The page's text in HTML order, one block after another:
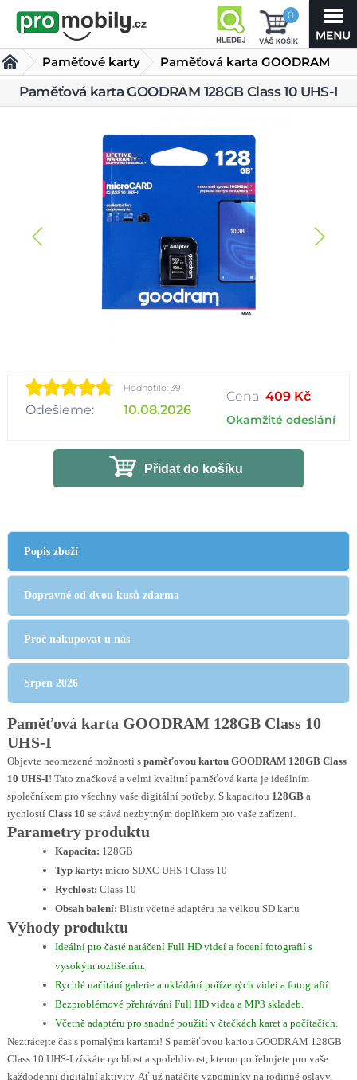
0
Paměťové karty
Paměťová karta GOODRAM
128GB Class 10 UHS-I
Paměťová karta GOODRAM 128GB Class 10 UHS-I
Hodnotilo: 39
Odešleme: 10.08.2026
Cena 409 Kč
Okamžité odeslání
Přidat do košíku
Popis zboží
Dopravné od dvou kusů zdarma
Proč nakupovat u nás
Srpen 2026
Paměťová karta GOODRAM 128GB Class 10
UHS-I
Objevte neomezené možnosti s paměťovou kartou GOODRAM 128GB Class
10 UHS-I! Tato značková a velmi kvalitní paměťová karta je ideálním
společníkem pro všechny vaše digitální potřeby. S kapacitou 128GBa
rychlostí Class 10 se stává nezbytným doplňkem pro vaše zařízení.
Parametry produktu
Kapacita: 128GB
Typ karty: micro SDXC UHS-I Class 10
Rychlost: Class 10
Obsah balení: Blistr včetně adaptéru na velkou SD kartu
Výhody produktu
Ideální pro časté natáčení Full HD videí a focení fotografií s
vysokým rozlišením.
Rychlé načítání galerie a ukládání pořízených videí a fotografií.
Bezproblémové přehrávání Full HD videa a MP3 skladeb.
Včetně adaptéru pro snadné použití v čtečkách karet a počítačích.
Neztrácejte čas s pomalými kartami! S paměťovou kartou GOODRAM 128GB
Class 10 UHS-I získáte rychlost a spolehlivost, kterou potřebujete pro vaše
každodenní digitální aktivity. Ať už natáčíte vzpomínky na rodinné oslavy,